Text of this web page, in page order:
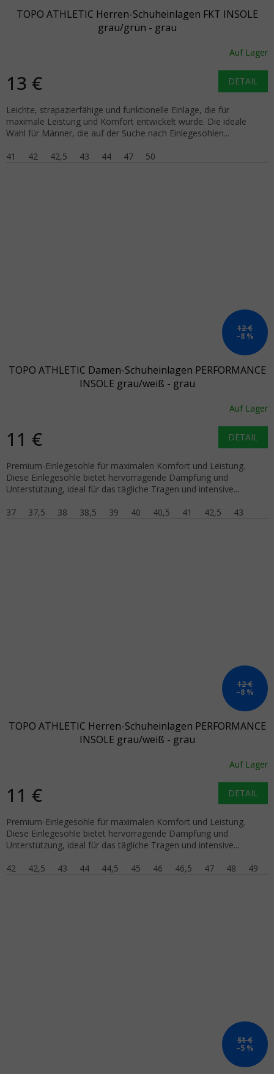
TOPO ATHLETIC Herren-Schuheinlagen FKT INSOLE
grau/grün - grau
Auf Lager
13 € DETAIL
Leichte, strapazierfähige und funktionelle Einlage, die für
maximale Leistung und Komfort entwickelt wurde. Die ideale
Wahl für Männer, die auf der Suche nach Einlegesohlen...
41
42 42,5 43 44 47 50
12 €
–8 %
TOPO ATHLETIC Damen-Schuheinlagen PERFORMANCE
INSOLE grau/weiß - grau
Auf Lager
11 € DETAIL
Premium-Einlegesohle für maximalen Komfort und Leistung.
Diese Einlegesohle bietet hervorragende Dämpfung und
Unterstützung, ideal für das tägliche Tragen und intensive...
37
37,5 38 38,5 39 40 40,5 41 42,5 43
12 €
–8 %
TOPO ATHLETIC Herren-Schuheinlagen PERFORMANCE
INSOLE grau/weiß - grau
Auf Lager
11 € DETAIL
Premium-Einlegesohle für maximalen Komfort und Leistung.
Diese Einlegesohle bietet hervorragende Dämpfung und
Unterstützung, ideal für das tägliche Tragen und intensive...
42
42,5 43 44 44,5 45 46 46,5 47 48 49
51 €
–5 %